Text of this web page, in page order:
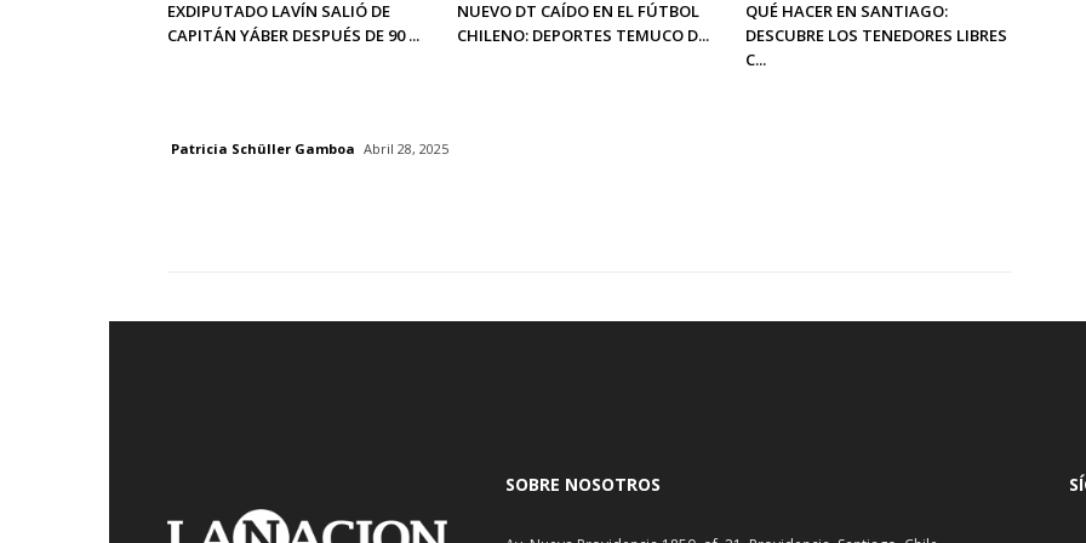
EXDIPUTADO LAVÍN SALIÓ DE
CAPITÁN YÁBER DESPUÉS DE 90 ...
NUEVO DT CAÍDO EN EL FÚTBOL
CHILENO: DEPORTES TEMUCO D...
QUÉ HACER EN SANTIAGO:
DESCUBRE LOS TENEDORES LIBRES
C...
Patricia Schüller Gamboa Abril 28, 2025
SOBRE NOSOTROS